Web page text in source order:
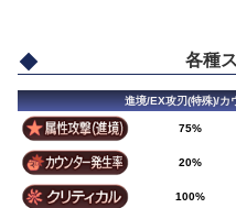
各種
進境/EX攻刃(特殊)/カ
75%
20%
100%